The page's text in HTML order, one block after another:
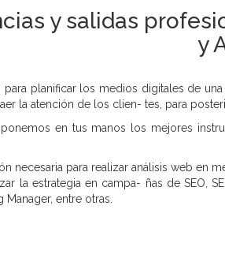
y salidas
y
para planificar los medios digitales de
la atención de los clien- tes, para
en tus manos los mejores
necesaria para realizar análisis web en
la estrategia en campa- ñas de SEO,
entre otras.